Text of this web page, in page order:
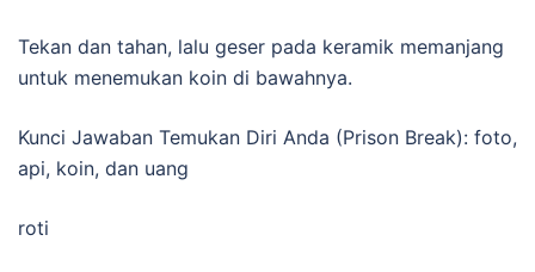
Tekan dan tahan, lalu geser pada keramik memanjang
untuk menemukan koin di bawahnya.
Kunci Jawaban Temukan Diri Anda (Prison Break): foto,
api, koin, dan uang
roti